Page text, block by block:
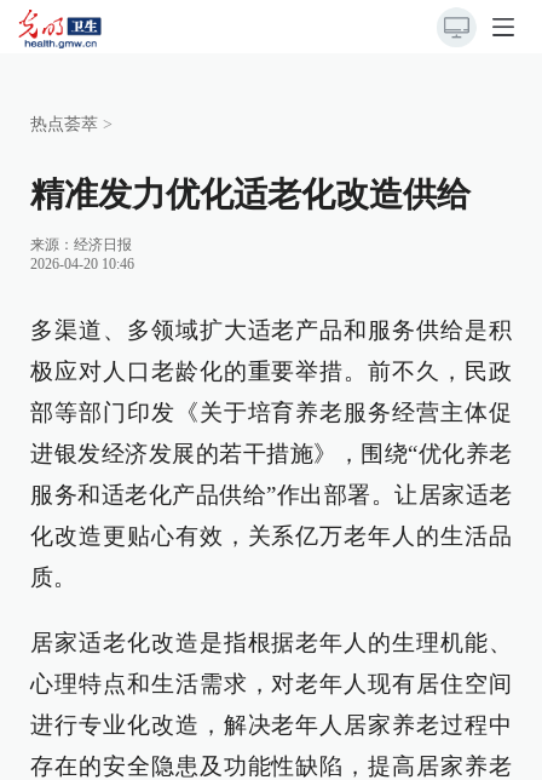
热点荟萃 >
精准发力优化适老化改造供给
来源： 经济日报
2026-04-20 10:46
多渠道、多领域扩大适老产品和服务供给是积
极应对人口老龄化的重要举措。前不久，民政
部等部门印发《关于培育养老服务经营主体促
进银发经济发展的若干措施》，围绕“优化养老
服务和适老化产品供给”作出部署。让居家适老
化改造更贴心有效，关系亿万老年人的生活品
质。
居家适老化改造是指根据老年人的生理机能、
心理特点和生活需求，对老年人现有居住空间
进行专业化改造，解决老年人居家养老过程中
存在的安全隐患及功能性缺陷，提高居家养老